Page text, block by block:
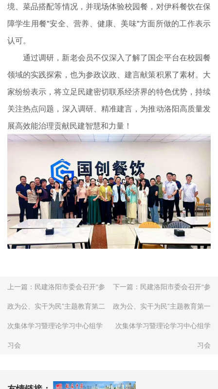
境、菜品搭配等情况，并现场体验校园餐，对伊科餐饮在保
障学生用餐"安全、营养、健康、美味"方面所做的工作表示
认可。
通过调研，新老会员不仅深入了解了国企平台在校园餐
领域的实践探索，也为参政议政、建言献策积累了素材。大
家纷纷表示，将立足民建密切联系经济界的特色优势，持续
关注热点问题，深入调研、精准建言，为推动洛阳高质量发
展高效能治理贡献民建智慧和力量！
上一篇： 民建洛阳市委会召开“参
政为公、实干为民”主题教育第二
次集体学习暨理论学习中心组学
习会
下一篇： 民建洛阳市委会召开“参
政为公、实干为民”主题教育第一
次集体学习暨理论学习中心组学
习会